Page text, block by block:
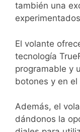
también una
El volante
tecnología
programable y
botones y en
Además, el
dándonos la